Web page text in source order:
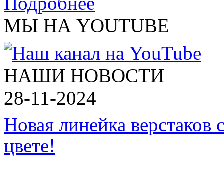
МЫ НА YOUTUBE
НАШИ НОВОСТИ
28-11-2024
Новая линейка
цвете!